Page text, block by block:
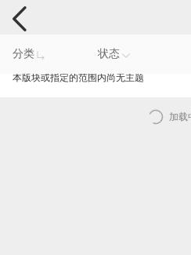
手机反馈
分类 状态
本版块或指定的范围内尚无主题
加载